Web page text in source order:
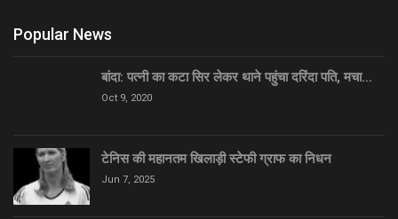
Popular News
बांदा: पत्नी का कटा सिर लेकर थाने पहुंचा दरिंदा पति, मचा…
Oct 9, 2020
टेनिस की महानतम खिलाड़ी स्टेफी ग्राफ का निधन
Jun 7, 2025